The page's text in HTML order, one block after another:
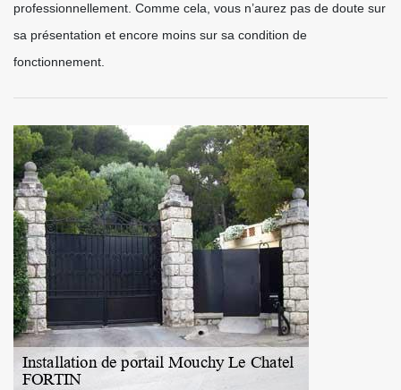
professionnellement. Comme cela, vous n’aurez pas de doute sur
sa présentation et encore moins sur sa condition de
fonctionnement.